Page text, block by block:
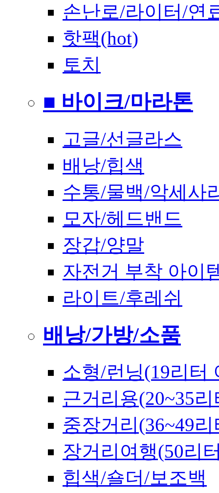
손난로/라이터/연
핫팩(hot)
토치
■ 바이크/마라톤
고글/선글라스
배낭/힙색
수통/물백/악세사
모자/헤드밴드
장갑/양말
자전거 부착 아이
라이트/후레쉬
배낭/가방/소품
소형/런닝(19리터
근거리용(20~35리
중장거리(36~49리
장거리여행(50리
힙색/숄더/보조백